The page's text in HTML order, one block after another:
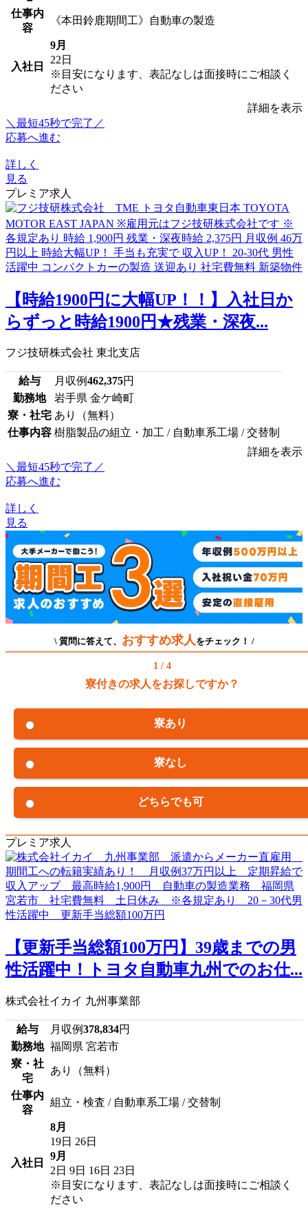
仕事内
容
《本田鈴鹿期間工》自動車の製造
入社日
9月
22日
※目安になります、表記なしは面接時にご相談く
ださい
詳細を表示
＼最短45秒で完了／
応募へ進む
詳しく
見る
プレミア求人
【時給1900円に大幅UP！！】入社日か
らずっと時給1900円★残業・深夜...
フジ技研株式会社 東北支店
給与 月収例462,375円
勤務地
岩手県 金ケ崎町
寮・社宅 あり（無料）
仕事内容 樹脂製品の組立・加工 / 自動車系工場 / 交替制
詳細を表示
＼最短45秒で完了／
応募へ進む
詳しく
見る
\ 質問に答えて、 おすすめ求人をチェック！ /
1 / 4
寮付きの求人をお探しですか？
寮あり
寮なし
どちらでも可
プレミア求人
【更新手当総額100万円】39歳までの男
性活躍中！トヨタ自動車九州でのお仕...
株式会社イカイ 九州事業部
給与 月収例378,834円
勤務地 福岡県 宮若市
寮・社
宅
あり（無料）
仕事内
容
組立・検査 / 自動車系工場 / 交替制
入社日
8月
19日 26日
9月
2日 9日 16日 23日
※目安になります、表記なしは面接時にご相談く
ださい